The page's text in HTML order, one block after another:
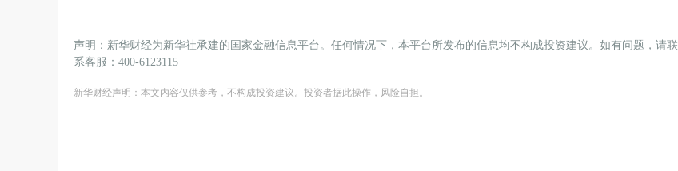
声明：新华财经为新华社承建的国家金融信息平台。任何情况下，本平台所发布的信息均不构成投资建议。如有问题，请联
系客服：400-6123115
新华财经声明：本文内容仅供参考，不构成投资建议。投资者据此操作，风险自担。